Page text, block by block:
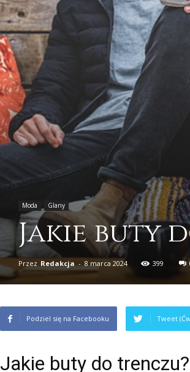
Moda Glany
Jakie buty
Przez Redakcja - 8 marca 2024 399
Podziel się na Facebooku Tweet
Jakie buty do trenczu?